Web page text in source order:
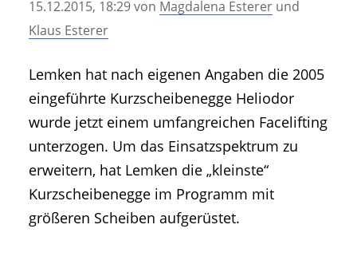
• Geschichte und Geschichten
• Messen und Veranstaltungen
• Agritechnica Neuheiten Archiv
• Artikel nach Hersteller/Marke
15.12.2015, 18:29von Magdalena Esterer und
Klaus Esterer
Lemken hat nach eigenen Angaben die 2005
eingeführte Kurzscheibenegge Heliodor
wurde jetzt einem umfangreichen Facelifting
unterzogen. Um das Einsatzspektrum zu
erweitern, hat Lemken die „kleinste“
Kurzscheibenegge im Programm mit
größeren Scheiben aufgerüstet.